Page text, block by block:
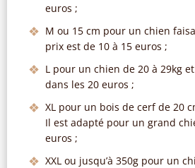
euros ;
M ou 15 cm pour un chien
prix est de 10 à 15 euros ;
L pour un chien de 20 à 29kg
dans les 20 euros ;
XL pour un bois de cerf de 20
Il est adapté pour un grand
euros ;
XXL ou jusqu’à 350g pour un